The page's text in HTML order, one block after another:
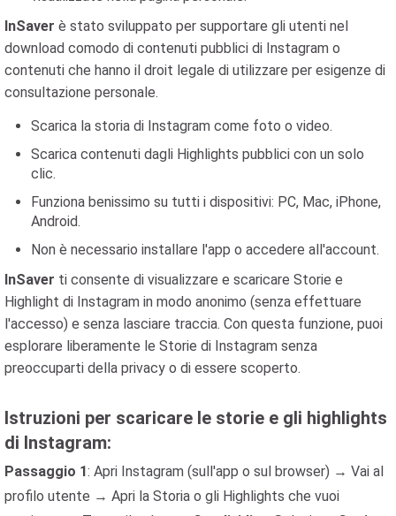
InSaver è stato sviluppato per supportare gli utenti nel
download comodo di contenuti pubblici di Instagram o
contenuti che hanno il droit legale di utilizzare per esigenze di
consultazione personale.
Scarica la storia di Instagram come foto o video.
Scarica contenuti dagli Highlights pubblici con un solo
clic.
Funziona benissimo su tutti i dispositivi: PC, Mac, iPhone,
Android.
Non è necessario installare l'app o accedere all'account.
InSaver ti consente di visualizzare e scaricare Storie e
Highlight di Instagram in modo anonimo (senza effettuare
l'accesso) e senza lasciare traccia. Con questa funzione, puoi
esplorare liberamente le Storie di Instagram senza
preoccuparti della privacy o di essere scoperto.
Istruzioni per scaricare le storie e gli highlights
di Instagram:
Passaggio 1: Apri Instagram (sull'app o sul browser) → Vai al
profilo utente → Apri la Storia o gli Highlights che vuoi